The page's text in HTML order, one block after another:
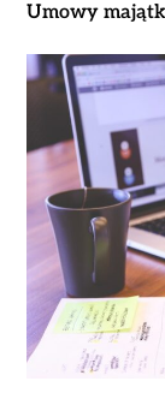
Umowy